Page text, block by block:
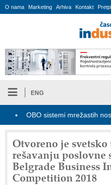
O nama Marketing Arhiva Kontakt
ENG
OBO sistemi mrežastih nosača
Otvoreno je
rešavanju poslovne
Belgrade Business
Competition 2018